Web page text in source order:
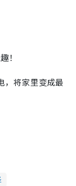
！
，将家里变成最